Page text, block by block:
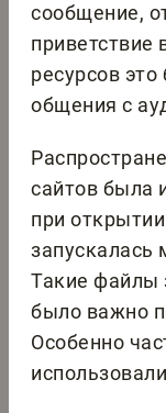
сообщение,
приветствие
ресурсов
общения с
сайтов была
при
запускалась
Такие файлы
было важно
Особенно